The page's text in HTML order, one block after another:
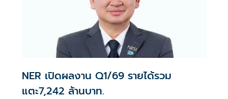
NER เปิดผลงาน Q1/69 รายได้รวม
แตะ7,242 ล้านบาท.